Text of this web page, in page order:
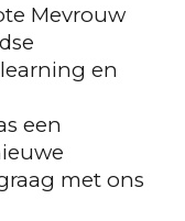
Mevrouw
en
een
met ons